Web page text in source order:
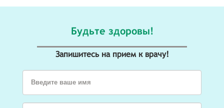
Будьте здоровы!
Запишитесь на прием к врачу!
Введите ваше имя